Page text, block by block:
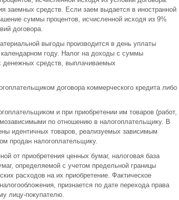
заемных средств. Если заем выдается в иностранной
суммы процентов, исчисленной исходя из 9%
договора.
выгоды производится в день уплаты
году. Налог на доходы с суммы
денежных средств, выплачиваемых
договора коммерческого кредита либо
и при приобретении им товаров (работ,
по отношению в налогоплательщику. В
идентичных товаров, реализуемых зависимым
продан налогоплательщику.
от приобретения ценных бумаг, налоговая база
определяемой с учетом предельной границы
расходов на их приобретение. Фактическое
признается по дате перехода права
лицу-покупателю.